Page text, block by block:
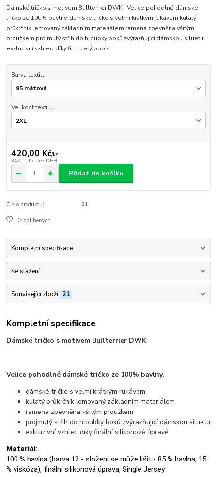
Dámské tričko s motivem Bullterrier DWK Velice pohodlné dámské
tričko ze 100% bavlny. dámské tričko s velmi krátkým rukávem kulatý
průkrčník lemovaný základním materiálem ramena zpevněna všitým
proužkem projmutý střih do hloubky boků zvýrazňující dámskou siluetu
exkluzivní vzhled díky fin... celý popis
Barva textilu
Velikost textilu
420,00 Kč/ks
347,11 Kč bez DPH
Přidat do košíku
Číslo produktu: 01
Do oblíbených
Kompletní specifikace
Ke stažení
Související zboží 21
Kompletní specifikace
Dámské tričko s motivem Bullterrier DWK
Velice pohodlné dámské tričko ze 100% bavlny.
dámské tričko s velmi krátkým rukávem
kulatý průkrčník lemovaný základním materiálem
ramena zpevněna všitým proužkem
projmutý střih do hloubky boků zvýrazňující dámskou siluetu
exkluzivní vzhled díky finální silikonové úpravě
Materiál:
100 % bavlna (barva 12 - složení se může lišit - 85 % bavlna, 15
% viskóza), finální silikonová úprava, Single Jersey